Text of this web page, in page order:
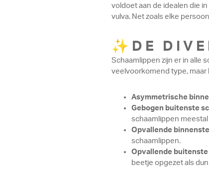
voldoet aan de idealen die
vulva. Net zoals elke
✨DE
Schaamlippen zijn er in alle
veelvoorkomend type, maar
Asymmetrische
Gebogen buitenste
schaamlippen meestal
Opvallende
schaamlippen.
Opvallende buitenste
beetje opgezet als